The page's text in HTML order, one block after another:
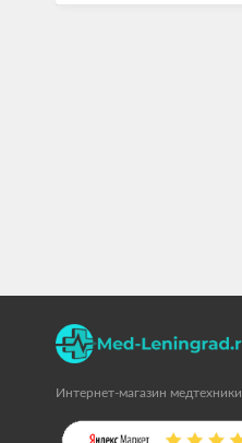
Интернет-магазин медтехники